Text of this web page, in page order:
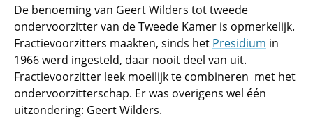
De benoeming van Geert Wilders tot tweede
ondervoorzitter van de Tweede Kamer is opmerkelijk.
Fractievoorzitters maakten, sinds het Presidium in
1966 werd ingesteld, daar nooit deel van uit.
Fractievoorzitter leek moeilijk te combineren met het
ondervoorzitterschap. Er was overigens wel één
uitzondering: Geert Wilders.